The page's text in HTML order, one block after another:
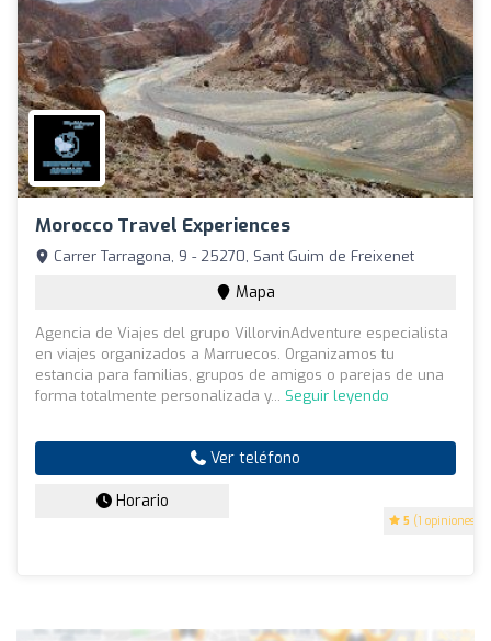
Morocco Travel Experiences
5 (1 opiniones)
Carrer Tarragona, 9 - 25270, Sant Guim de Freixenet
Mapa
Agencia de Viajes del grupo VillorvinAdventure especialista
en viajes organizados a Marruecos. Organizamos tu
estancia para familias, grupos de amigos o parejas de una
forma totalmente personalizada y... Seguir leyendo
Ver teléfono
Horario